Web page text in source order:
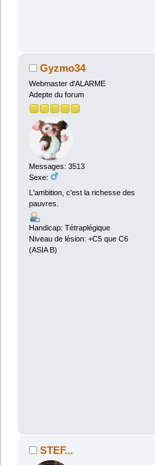
Gyzmo34
Webmaster d'ALARME
Adepte du forum
Messages: 3513
Sexe:
L'ambition, c'est la richesse des
pauvres.
Handicap: Tétraplégique
Niveau de lésion: +C5 que C6
(ASIA B)
STEF...